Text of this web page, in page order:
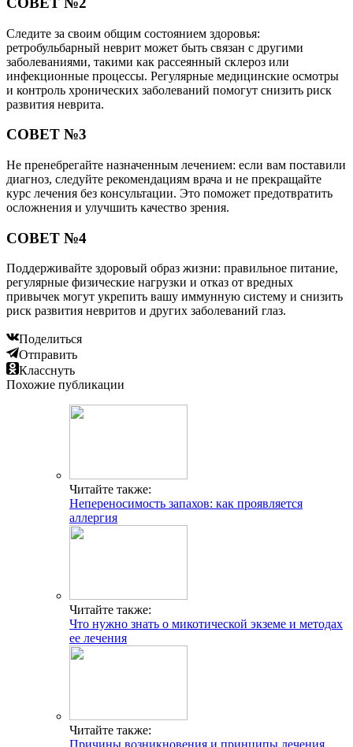
Следите за своим общим состоянием здоровья:
ретробульбарный неврит может быть связан с другими
заболеваниями, такими как рассеянный склероз или
инфекционные процессы. Регулярные медицинские осмотры
и контроль хронических заболеваний помогут снизить риск
развития неврита.
СОВЕТ №3
Не пренебрегайте назначенным лечением: если вам поставили
диагноз, следуйте рекомендациям врача и не прекращайте
курс лечения без консультации. Это поможет предотвратить
осложнения и улучшить качество зрения.
СОВЕТ №4
Поддерживайте здоровый образ жизни: правильное питание,
регулярные физические нагрузки и отказ от вредных
привычек могут укрепить вашу иммунную систему и снизить
риск развития невритов и других заболеваний глаз.
Поделиться
Отправить
Класснуть
Похожие публикации
Читайте также:
Непереносимость запахов: как проявляется
аллергия
Читайте также:
Что нужно знать о микотической экземе и методах
ее лечения
Читайте также: